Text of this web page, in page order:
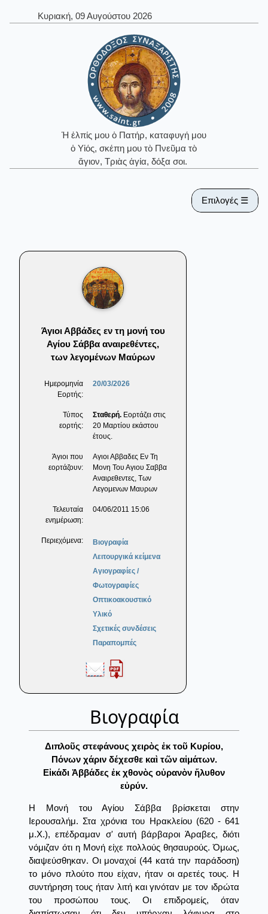
Κυριακή, 09 Αυγούστου 2026
Ἡ ἐλπίς μου ὁ Πατήρ, καταφυγή μου
ὁ Υἱός, σκέπη μου τὸ Πνεῦμα τὸ
ἅγιον, Τριὰς ἁγία, δόξα σοι.
Επιλογές ☰
Άγιοι Αββάδες εν τη μονή του
Αγίου Σάββα αναιρεθέντες,
των λεγομένων Μαύρων
Ημερομηνία
Εορτής:
20/03/2026
Τύπος
εορτής:
Σταθερή. Εορτάζει στις
20 Μαρτίου εκάστου
έτους.
Άγιοι που
εορτάζουν:
Αγιοι Αββαδες Εν Τη
Μονη Του Αγιου Σαββα
Αναιρεθεντες, Των
Λεγομενων Μαυρων
Τελευταία
ενημέρωση:
04/06/2011 15:06
Περιεχόμενα:
Βιογραφία
Λειτουργικά κείμενα
Αγιογραφίες /
Φωτογραφίες
Οπτικοακουστικό
Υλικό
Σχετικές συνδέσεις
Παραπομπές
Βιογραφία
Διπλοῦς στεφάνους χειρὸς ἐκ τοῦ Κυρίου,
Πόνων χάριν δέχεσθε καὶ τῶν αἱμάτων.
Εἰκάδι Ἀββάδες ἐκ χθονὸς οὐρανὸν ἤλυθον
εὐρύν.
Η Μονή του Αγίου Σάββα βρίσκεται στην
Ιερουσαλήμ. Στα χρόνια του Ηρακλείου (620 - 641
μ.Χ.), επέδραμαν σ' αυτή βάρβαροι Άραβες, διότι
νόμιζαν ότι η Μονή είχε πολλούς θησαυρούς. Όμως,
διαψεύσθηκαν. Οι μοναχοί (44 κατά την παράδοση)
το μόνο πλούτο που είχαν, ήταν οι αρετές τους. Η
συντήρηση τους ήταν λιτή και γινόταν με τον ιδρώτα
του προσώπου τους. Οι επιδρομείς, όταν